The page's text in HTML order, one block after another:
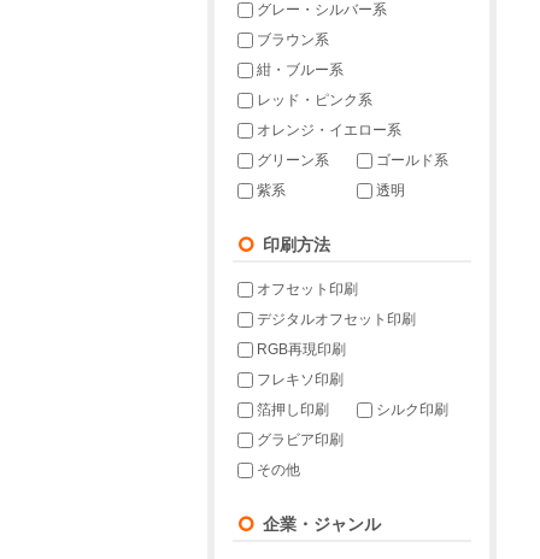
グレー・シルバー系
ブラウン系
紺・ブルー系
レッド・ピンク系
オレンジ・イエロー系
グリーン系
ゴールド系
紫系
透明
印刷方法
オフセット印刷
デジタルオフセット印刷
RGB再現印刷
フレキソ印刷
箔押し印刷
シルク印刷
グラビア印刷
その他
企業・ジャンル